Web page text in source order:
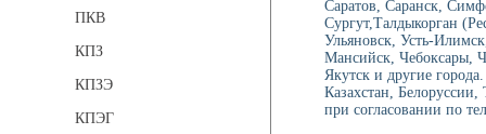
ПКВ
КПЗ
КПЗЭ
КПЭГ
Саратов, Саранск,
Сургут,Талдыкорган
Ульяновск, Усть-
Мансийск, Чебоксары,
Якутск и другие
Казахстан,
при согласовании по